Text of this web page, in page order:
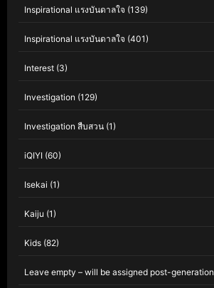
Inspirational แรงบันดาลใจ (139)
Inspirational แรงบันดาลใจ (401)
Interest (3)
Investigation (129)
Investigation สืบสวน (1)
iQIYI (60)
Isekai (1)
Kaiju (1)
Kids (82)
Leave empty – will be assigned post-generation